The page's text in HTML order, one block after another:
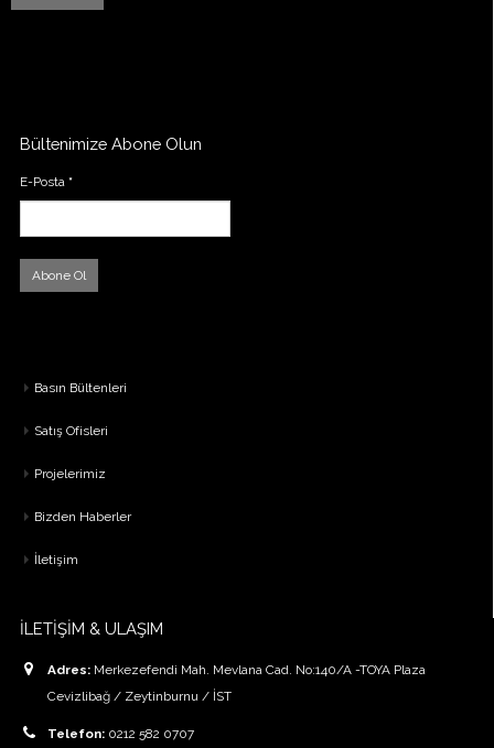
Bültenimize Abone Olun
E-Posta *
Basın Bültenleri
Satış Ofisleri
Projelerimiz
Bizden Haberler
İletişim
İLETİŞİM & ULAŞIM
Adres: Merkezefendi Mah. Mevlana Cad. No:140/A -TOYA Plaza
Cevizlibağ / Zeytinburnu / İST
Telefon: 0212 582 0707